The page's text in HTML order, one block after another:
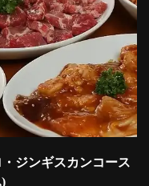
ジンギスカンコース